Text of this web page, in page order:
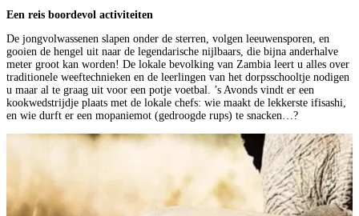
Een reis boordevol activiteiten
De jongvolwassenen slapen onder de sterren, volgen leeuwensporen, en
gooien de hengel uit naar de legendarische nijlbaars, die bijna anderhalve
meter groot kan worden! De lokale bevolking van Zambia leert u alles over
traditionele weeftechnieken en de leerlingen van het dorpsschooltje nodigen
u maar al te graag uit voor een potje voetbal. ’s Avonds vindt er een
kookwedstrijdje plaats met de lokale chefs: wie maakt de lekkerste ifisashi,
en wie durft er een mopaniemot (gedroogde rups) te snacken…?